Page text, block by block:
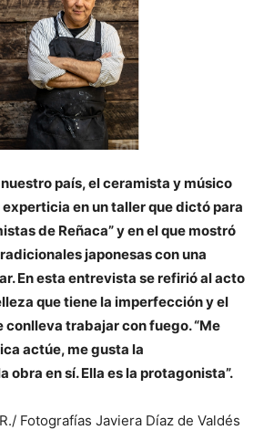
país, el ceramista y músico
en un taller que dictó para
de Reñaca” y en el que mostró
japonesas con una
En esta entrevista se refirió al acto
que tiene la imperfección y el
conlleva trabajar con fuego. “Me
actúe, me gusta la
obra en sí. Ella es la protagonista”.
Fotografías Javiera Díaz de Valdés